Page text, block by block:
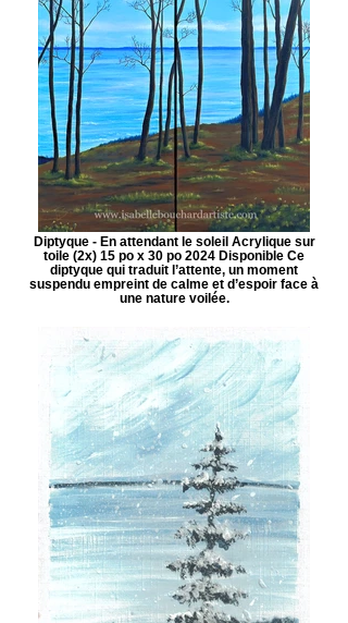
Diptyque - En attendant le soleil Acrylique sur
toile (2x) 15 po x 30 po 2024 Disponible Ce
diptyque qui traduit l’attente, un moment
suspendu empreint de calme et d’espoir face à
une nature voilée.